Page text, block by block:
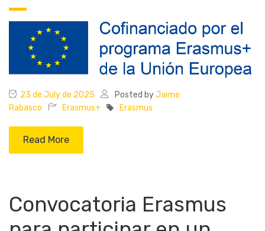
23 de July de 2025 Posted byJaime
Rabasco
Erasmus+ Erasmus
Read More
Convocatoria Erasmus